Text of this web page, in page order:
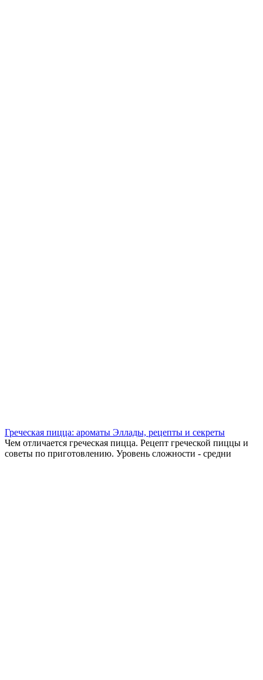
Греческая пицца: ароматы Эллады, рецепты и секреты
Чем отличается греческая пицца. Рецепт греческой пиццы и
советы по приготовлению. Уровень сложности - средни